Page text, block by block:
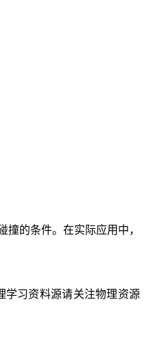
的条件。在实际应用中，
学习资料源请关注物理资源